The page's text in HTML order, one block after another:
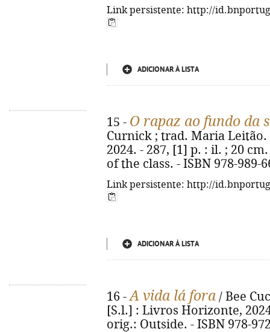
Link persistente: http://
ADICIONAR À LISTA
15 - O rapaz ao fundo da
Curnick ; trad. Maria Leitão.
2024. - 287, [1] p. : il. ; 20
of the class. - ISBN 978-989-
Link persistente: http://
ADICIONAR À LISTA
16 -A vida lá fora / Bee
[S.l.] : Livros Horizonte,
orig.: Outside. - ISBN 978-